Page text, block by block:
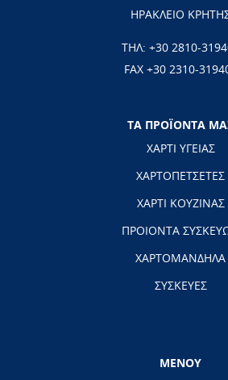
ΗΡΑΚΛΕΙΟ
ΤΗΛ: +30 2810-
FAX +30 2310-
ΤΑ ΠΡΟΪΟΝΤΑ
ΧΑΡΤΙ ΥΓΕΙΑΣ
ΧΑΡΤΟΠΕΤΣΕΤΕΣ
ΧΑΡΤΙ ΚΟΥΖΙΝΑΣ
ΠΡΟΙΟΝΤΑ
ΧΑΡΤΟΜΑΝΔΗΛΑ
ΣΥΣΚΕΥΕΣ
ΜΕΝΟΥ